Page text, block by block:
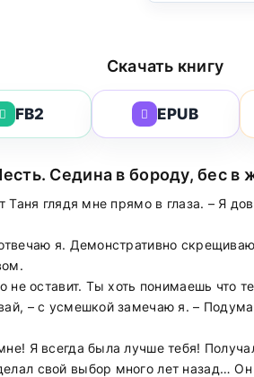
Скачать книгу
FB2 EPUB
Седина в бороду, бес в
Таня глядя мне прямо в глаза. – Я
я. Демонстративно
не оставит. Ты хоть понимаешь что
– с усмешкой замечаю я. –
Я всегда была лучше тебя!
свой выбор много лет назад…